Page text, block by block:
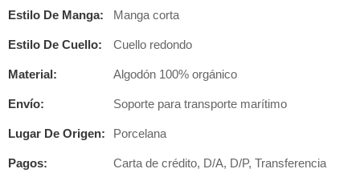
Estilo De Manga: Manga corta
Estilo De Cuello: Cuello redondo
Material: Algodón 100% orgánico
Envío: Soporte para transporte marítimo
Lugar De Origen: Porcelana
Pagos:
Carta de crédito, D/A, D/P, Transferencia